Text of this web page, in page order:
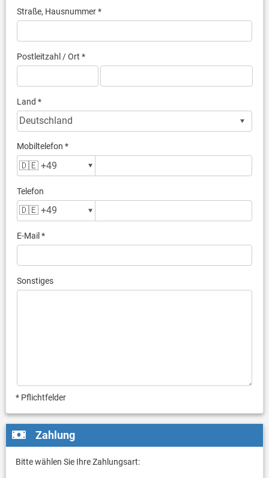
Straße, Hausnummer *
Postleitzahl / Ort *
Land *
Mobiltelefon *
Telefon
E-Mail *
Sonstiges
* Pflichtfelder
Zahlung
Bitte wählen Sie Ihre Zahlungsart: